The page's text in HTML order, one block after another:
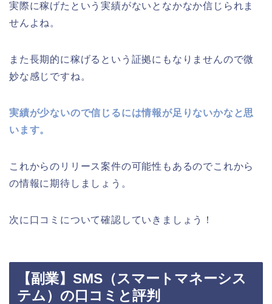
実際に稼げたという実績がないとなかなか信じられま
せんよね。
また長期的に稼げるという証拠にもなりませんので微
妙な感じですね。
実績が少ないので信じるには情報が足りないかなと思
います。
これからのリリース案件の可能性もあるのでこれから
の情報に期待しましょう。
次に口コミについて確認していきましょう！
【副業】SMS（スマートマネーシス
テム）の口コミと評判